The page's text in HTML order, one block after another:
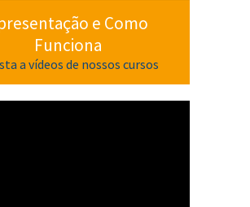
e Como
Funciona
a vídeos de nossos cursos